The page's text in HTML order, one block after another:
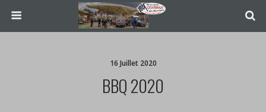
16 Juillet 2020
BBQ 2020